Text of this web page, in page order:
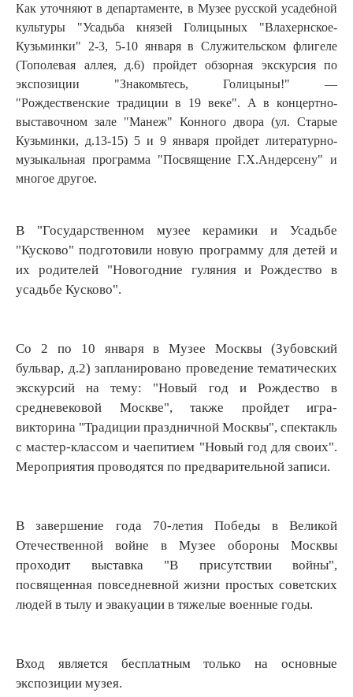
Как уточняют в департаменте, в Музее русской усадебной
культуры "Усадьба князей Голицыных "Влахернское-
Кузьминки" 2-3, 5-10 января в Служительском флигеле
(Тополевая аллея, д.6) пройдет обзорная экскурсия по
экспозиции "Знакомьтесь, Голицыны!" —
"Рождественские традиции в 19 веке". А в концертно-
выставочном зале "Манеж" Конного двора (ул. Старые
Кузьминки, д.13-15) 5 и 9 января пройдет литературно-
музыкальная программа "Посвящение Г.Х.Андерсену" и
многое другое.
В "Государственном музее керамики и Усадьбе
"Кусково" подготовили новую программу для детей и
их родителей "Новогодние гуляния и Рождество в
усадьбе Кусково".
Со 2 по 10 января в Музее Москвы (Зубовский
бульвар, д.2) запланировано проведение тематических
экскурсий на тему: "Новый год и Рождество в
средневековой Москве", также пройдет игра-
викторина "Традиции праздничной Москвы", спектакль
с мастер-классом и чаепитием "Новый год для своих".
Мероприятия проводятся по предварительной записи.
В завершение года 70-летия Победы в Великой
Отечественной войне в Музее обороны Москвы
проходит выставка "В присутствии войны",
посвященная повседневной жизни простых советских
людей в тылу и эвакуации в тяжелые военные годы.
Вход является бесплатным только на основные
экспозиции музея.